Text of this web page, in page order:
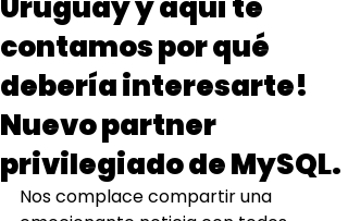
contamos por qué
debería interesarte!
Nuevo partner
privilegiado de MySQL.
Nos complace compartir una